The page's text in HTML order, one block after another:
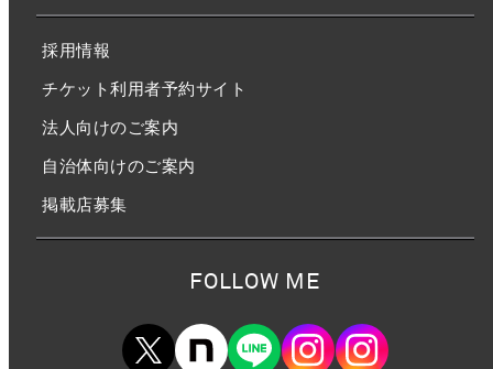
採用情報
チケット利用者予約サイト
法人向けのご案内
自治体向けのご案内
掲載店募集
FOLLOW ME